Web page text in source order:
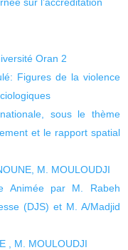
Oran 2
Figures de la violence
sous le thème
et le rapport spatial
M. MOULOUDJI
Animée par M. Rabeh
(DJS) et M. A/Madjid
, M. MOULOUDJI